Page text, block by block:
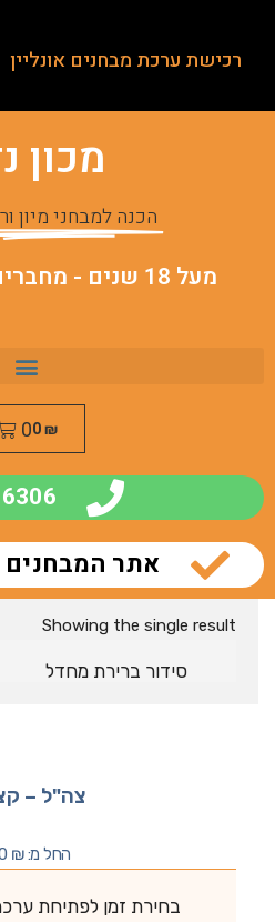
רכישת ערכת מבחנים אונליין
מכון
הכנה למבחני מיון
מעל 18 שנים - מחברים אתכם להצלחה
0₪
0
אתר
Showing the single result
סידור ברירת מחדל
צה"ל –
החל מ:₪
בחירת זמן לפתיחת